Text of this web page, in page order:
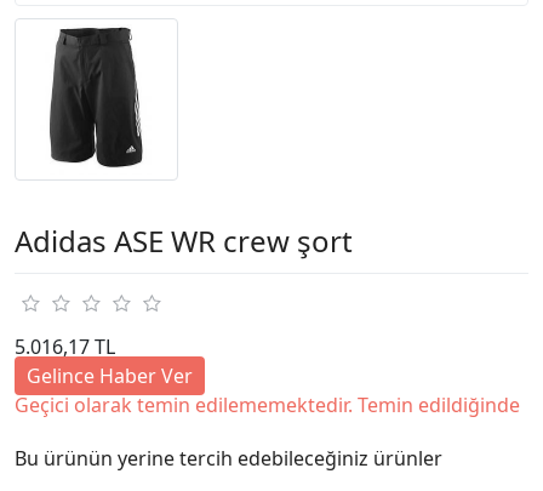
Adidas ASE WR crew şort
5.016,17 TL
Gelince Haber Ver
Geçici olarak temin edilememektedir. Temin edildiğinde
Bu ürünün yerine tercih edebileceğiniz ürünler